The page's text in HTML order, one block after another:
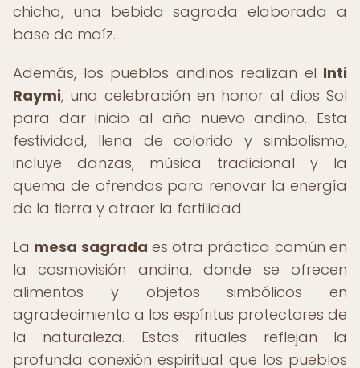
chicha, una bebida sagrada elaborada a
base de maíz.
Además, los pueblos andinos realizan el Inti
Raymi, una celebración en honor al dios Sol
para dar inicio al año nuevo andino. Esta
festividad, llena de colorido y simbolismo,
incluye danzas, música tradicional y la
quema de ofrendas para renovar la energía
de la tierra y atraer la fertilidad.
La mesa sagrada es otra práctica común en
la cosmovisión andina, donde se ofrecen
alimentos y objetos simbólicos en
agradecimiento a los espíritus protectores de
la naturaleza. Estos rituales reflejan la
profunda conexión espiritual que los pueblos